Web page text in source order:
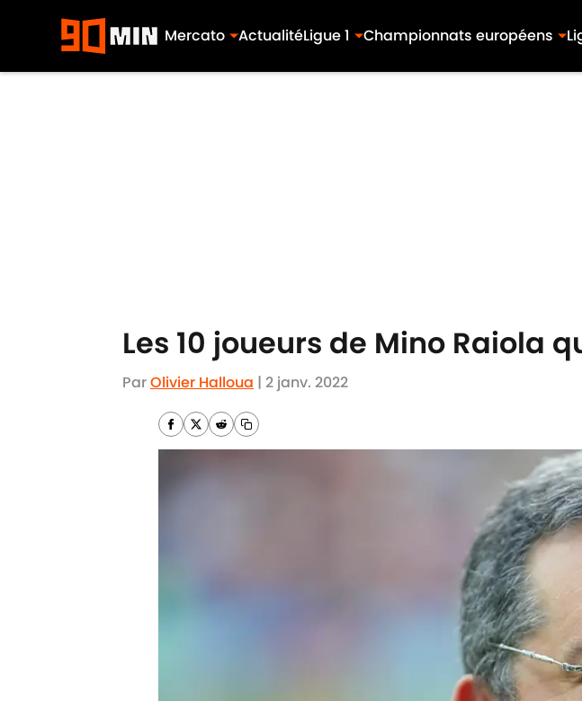
Mercato ActualitéLigue 1 Championnats européens
Les 10 joueurs de Mino Raiola
ParOlivier Halloua | 2 janv. 2022